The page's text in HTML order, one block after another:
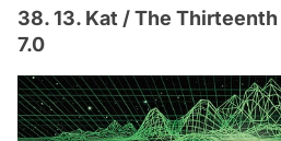
38. 13. Kat / The
7.0